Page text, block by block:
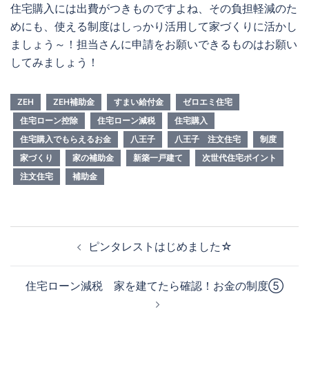
住宅購入には出費がつきものですよね、その負担軽減のた
めにも、使える制度はしっかり活用して家づくりに活かし
ましょう～！担当さんに申請をお願いできるものはお願い
してみましょう！
ZEH ZEH補助金 すまい給付金
ゼロエミ住宅
住宅ローン控除
住宅ローン減税
住宅購入
住宅購入でもらえるお金
八王子 八王子 注文住宅
制度
家づくり
家の補助金 新築一戸建て
次世代住宅ポイント
注文住宅
補助金
ナ
ビ
ピンタレストはじめました☆
住宅ローン減税 家を建てたら確認！お金の制度⑤